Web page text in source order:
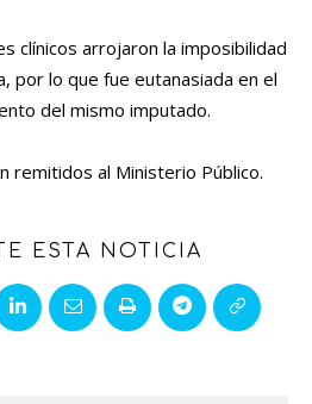
clínicos arrojaron la imposibilidad
por lo que fue eutanasiada en el
del mismo imputado.
remitidos al Ministerio Público.
ESTA NOTICIA